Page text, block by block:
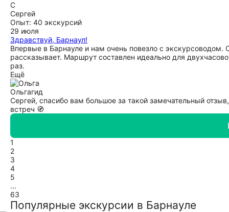
С
Сергей
Опыт: 40 экскурсий
29 июля
Здравствуй, Барнаул!
Впервые в Барнауле и нам очень повезло с экскурсоводом.
рассказывает. Маршрут составлен идеально для
раз.
Ещё
Ольгагид
Сергей, спасибо вам большое за такой замечательный
встреч 🧭
1
2
3
4
5
...
63
Популярные экскурсии в Барнауле